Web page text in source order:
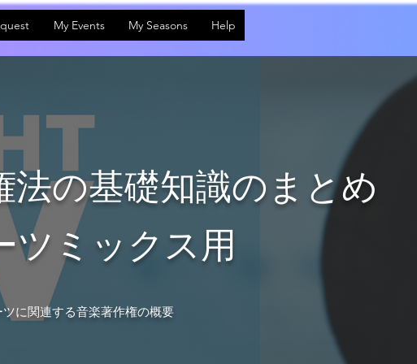
My Events My Seasons Help
法の基礎知識のまとめ
ツミックス用
に関連する音楽著作権の概要